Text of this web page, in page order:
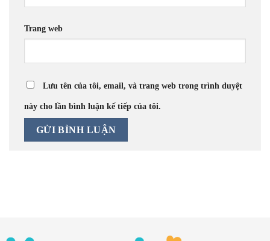
Trang web
Lưu tên của tôi, email, và trang web trong trình duyệt
này cho lần bình luận kế tiếp của tôi.